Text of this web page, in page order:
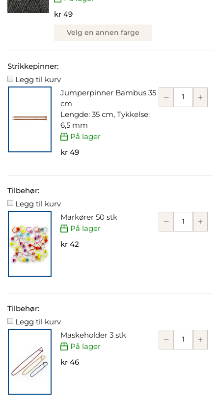
kr 49
Velg en annen farge
Strikkepinner:
Legg til kurv
Jumperpinner Bambus 35
cm
Lengde: 35 cm, Tykkelse:
6,5 mm
På lager
kr 49
Tilbehør:
Legg til kurv
Markører 50 stk
På lager
kr 42
Tilbehør:
Legg til kurv
Maskeholder 3 stk
På lager
kr 46